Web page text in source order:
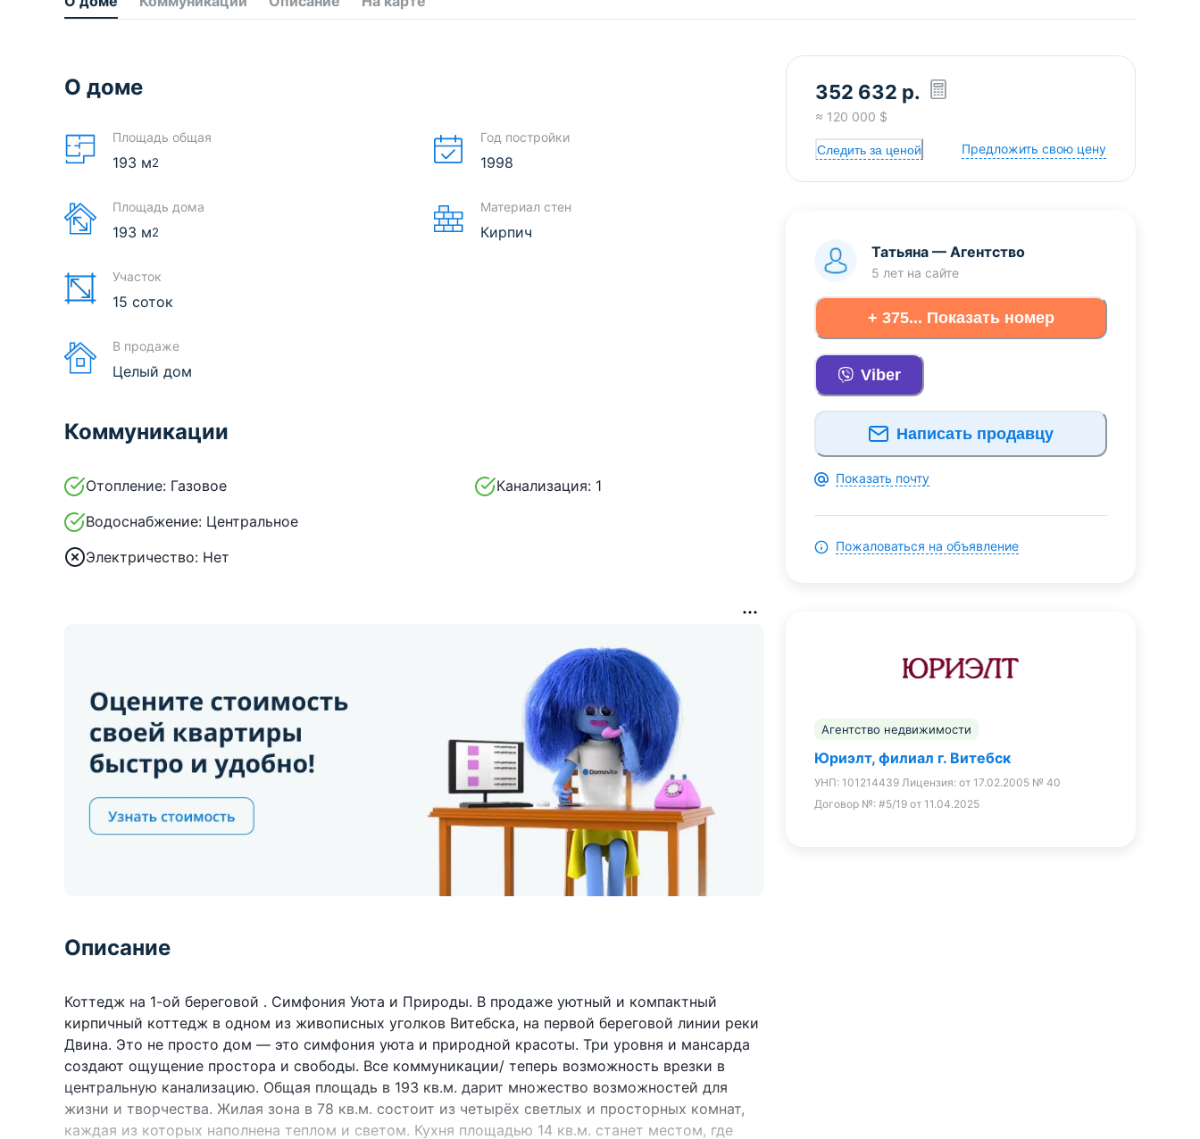
О доме
Площадь общая
193 м2
Площадь дома
193 м2
Участок
15 соток
В продаже
Целый дом
Год постройки
1998
Материал стен
Кирпич
Коммуникации
Отопление: Газовое
Водоснабжение: Центральное
Электричество: Нет
Канализация: 1
Описание
Коттедж на 1-ой береговой . Симфония Уюта и Природы. В продаже уютный и компактный
кирпичный коттедж в одном из живописных уголков Витебска, на первой береговой линии реки
Двина. Это не просто дом — это симфония уюта и природной красоты. Три уровня и мансарда
создают ощущение простора и свободы. Все коммуникации/ теперь возможность врезки в
центральную канализацию. Общая площадь в 193 кв.м. дарит множество возможностей для
жизни и творчества. Жилая зона в 78 кв.м. состоит из четырёх светлых и просторных комнат,
каждая из которых наполнена теплом и светом. Кухня площадью 14 кв.м. станет местом, где
352 632 р.
≈ 120 000 $
Следить за ценой Предложить свою цену
Татьяна — Агентство
5 лет на сайте
+ 375... Показать номер
Viber
Написать продавцу
Показать почту
Пожаловаться на объявление
Агентство недвижимости
Юриэлт, филиал г. Витебск
УНП: 101214439 Лицензия: от 17.02.2005 № 40
Договор №: #5/19 от 11.04.2025